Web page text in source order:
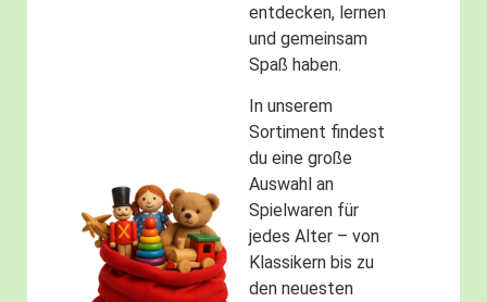
entdecken, lernen
und gemeinsam
Spaß haben.
In unserem
Sortiment findest
du eine große
Auswahl an
Spielwaren für
jedes Alter – von
Klassikern bis zu
den neuesten